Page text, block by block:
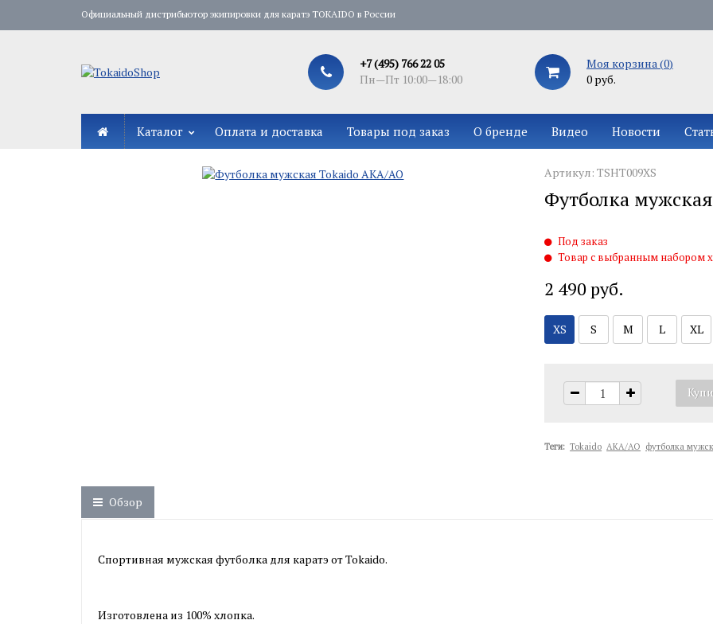
Официальный дистрибьютор экипировки для каратэ TOKAIDO в России
+7 (495) 766 22 05
Пн—Пт 10:00—18:00
Моя корзина (0)
0 руб.
Каталог Оплата и доставка Товары под заказ О бренде Видео Новости
Артикул: TSHT009XS
Футболка
Под заказ
Товар с выбранным набором
2 490 руб.
XS S M L XL
Теги:Tokaido AKA/AO футболка
Обзор
Спортивная мужская футболка для каратэ от Tokaido.
Изготовлена из 100% хлопка.